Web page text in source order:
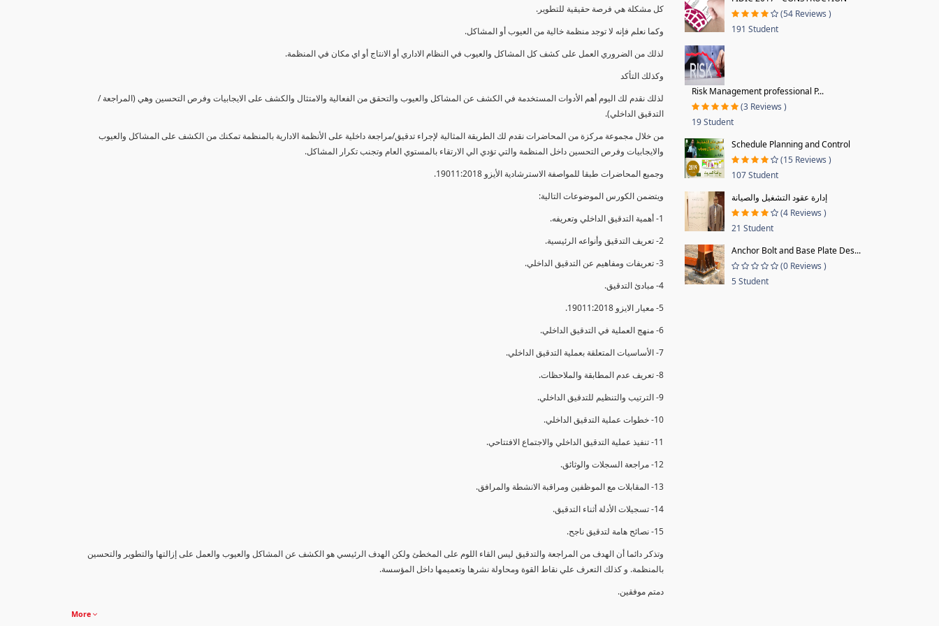
كل مشكلة هي فرصة حقيقية للتطوير.
وكما نعلم فإنه لا توجد منظمة خالية من العيوب أو المشاكل.
لذلك من الضروري العمل على كشف كل المشاكل والعيوب في النظام الاداري أو الانتاج أو اي مكان في المنظمة.
وكذلك التأكد
لذلك نقدم لك اليوم أهم الأدوات المستخدمة في الكشف عن المشاكل والعيوب والتحقق من الفعالية والامتثال والكشف على الايجابيات وفرص التحسين وهي (المراجعة /
التدقيق الداخلي).
من خلال مجموعة مركزة من المحاضرات نقدم لك الطريقة المثالية لإجراء تدقيق/مراجعة داخلية على الأنظمة الادارية بالمنظمة تمكنك من الكشف على المشاكل والعيوب
والايجابيات وفرص التحسين داخل المنظمة والتي تؤدي الي الارتقاء بالمستوي العام وتجنب تكرار المشاكل.
وجميع المحاضرات طبقا للمواصفة الاسترشادية الأيزو 19011:2018.
ويتضمن الكورس الموضوعات التالية:
1- أهمية التدقيق الداخلي وتعريفه.
2- تعريف التدقيق وأنواعه الرئيسية.
3- تعريفات ومفاهيم عن التدقيق الداخلي.
4- مبادئ التدقيق.
5- معيار الايزو 19011:2018.
6- منهج العملية في التدقيق الداخلي.
7- الأساسيات المتعلقة بعملية التدقيق الداخلي.
8- تعريف عدم المطابقة والملاحظات.
9- الترتيب والتنظيم للتدقيق الداخلي.
10- خطوات عملية التدقيق الداخلي.
11- تنفيذ عملية التدقيق الداخلي والاجتماع الافتتاحي.
12- مراجعة السجلات والوثائق.
13- المقابلات مع الموظفين ومراقبة الانشطة والمرافق.
14- تسجيلات الأدلة أثناء التدقيق.
15- نصائح هامة لتدقيق ناجح.
وتذكر دائما أن الهدف من المراجعة والتدقيق ليس القاء اللوم على المخطئ ولكن الهدف الرئيسي هو الكشف عن المشاكل والعيوب والعمل على إزالتها والتطوير والتحسين
بالمنظمة. و كذلك التعرف علي نقاط القوة ومحاولة نشرها وتعميمها داخل المؤسسة.
دمتم موفقين.
More
(54 Reviews )
191 Student
Risk Management professional P...
(3 Reviews )
19 Student
Schedule Planning and Control
(15 Reviews )
107 Student
إدارة عقود التشغيل والصيانة
(4 Reviews )
21 Student
Anchor Bolt and Base Plate Des...
(0 Reviews )
5 Student